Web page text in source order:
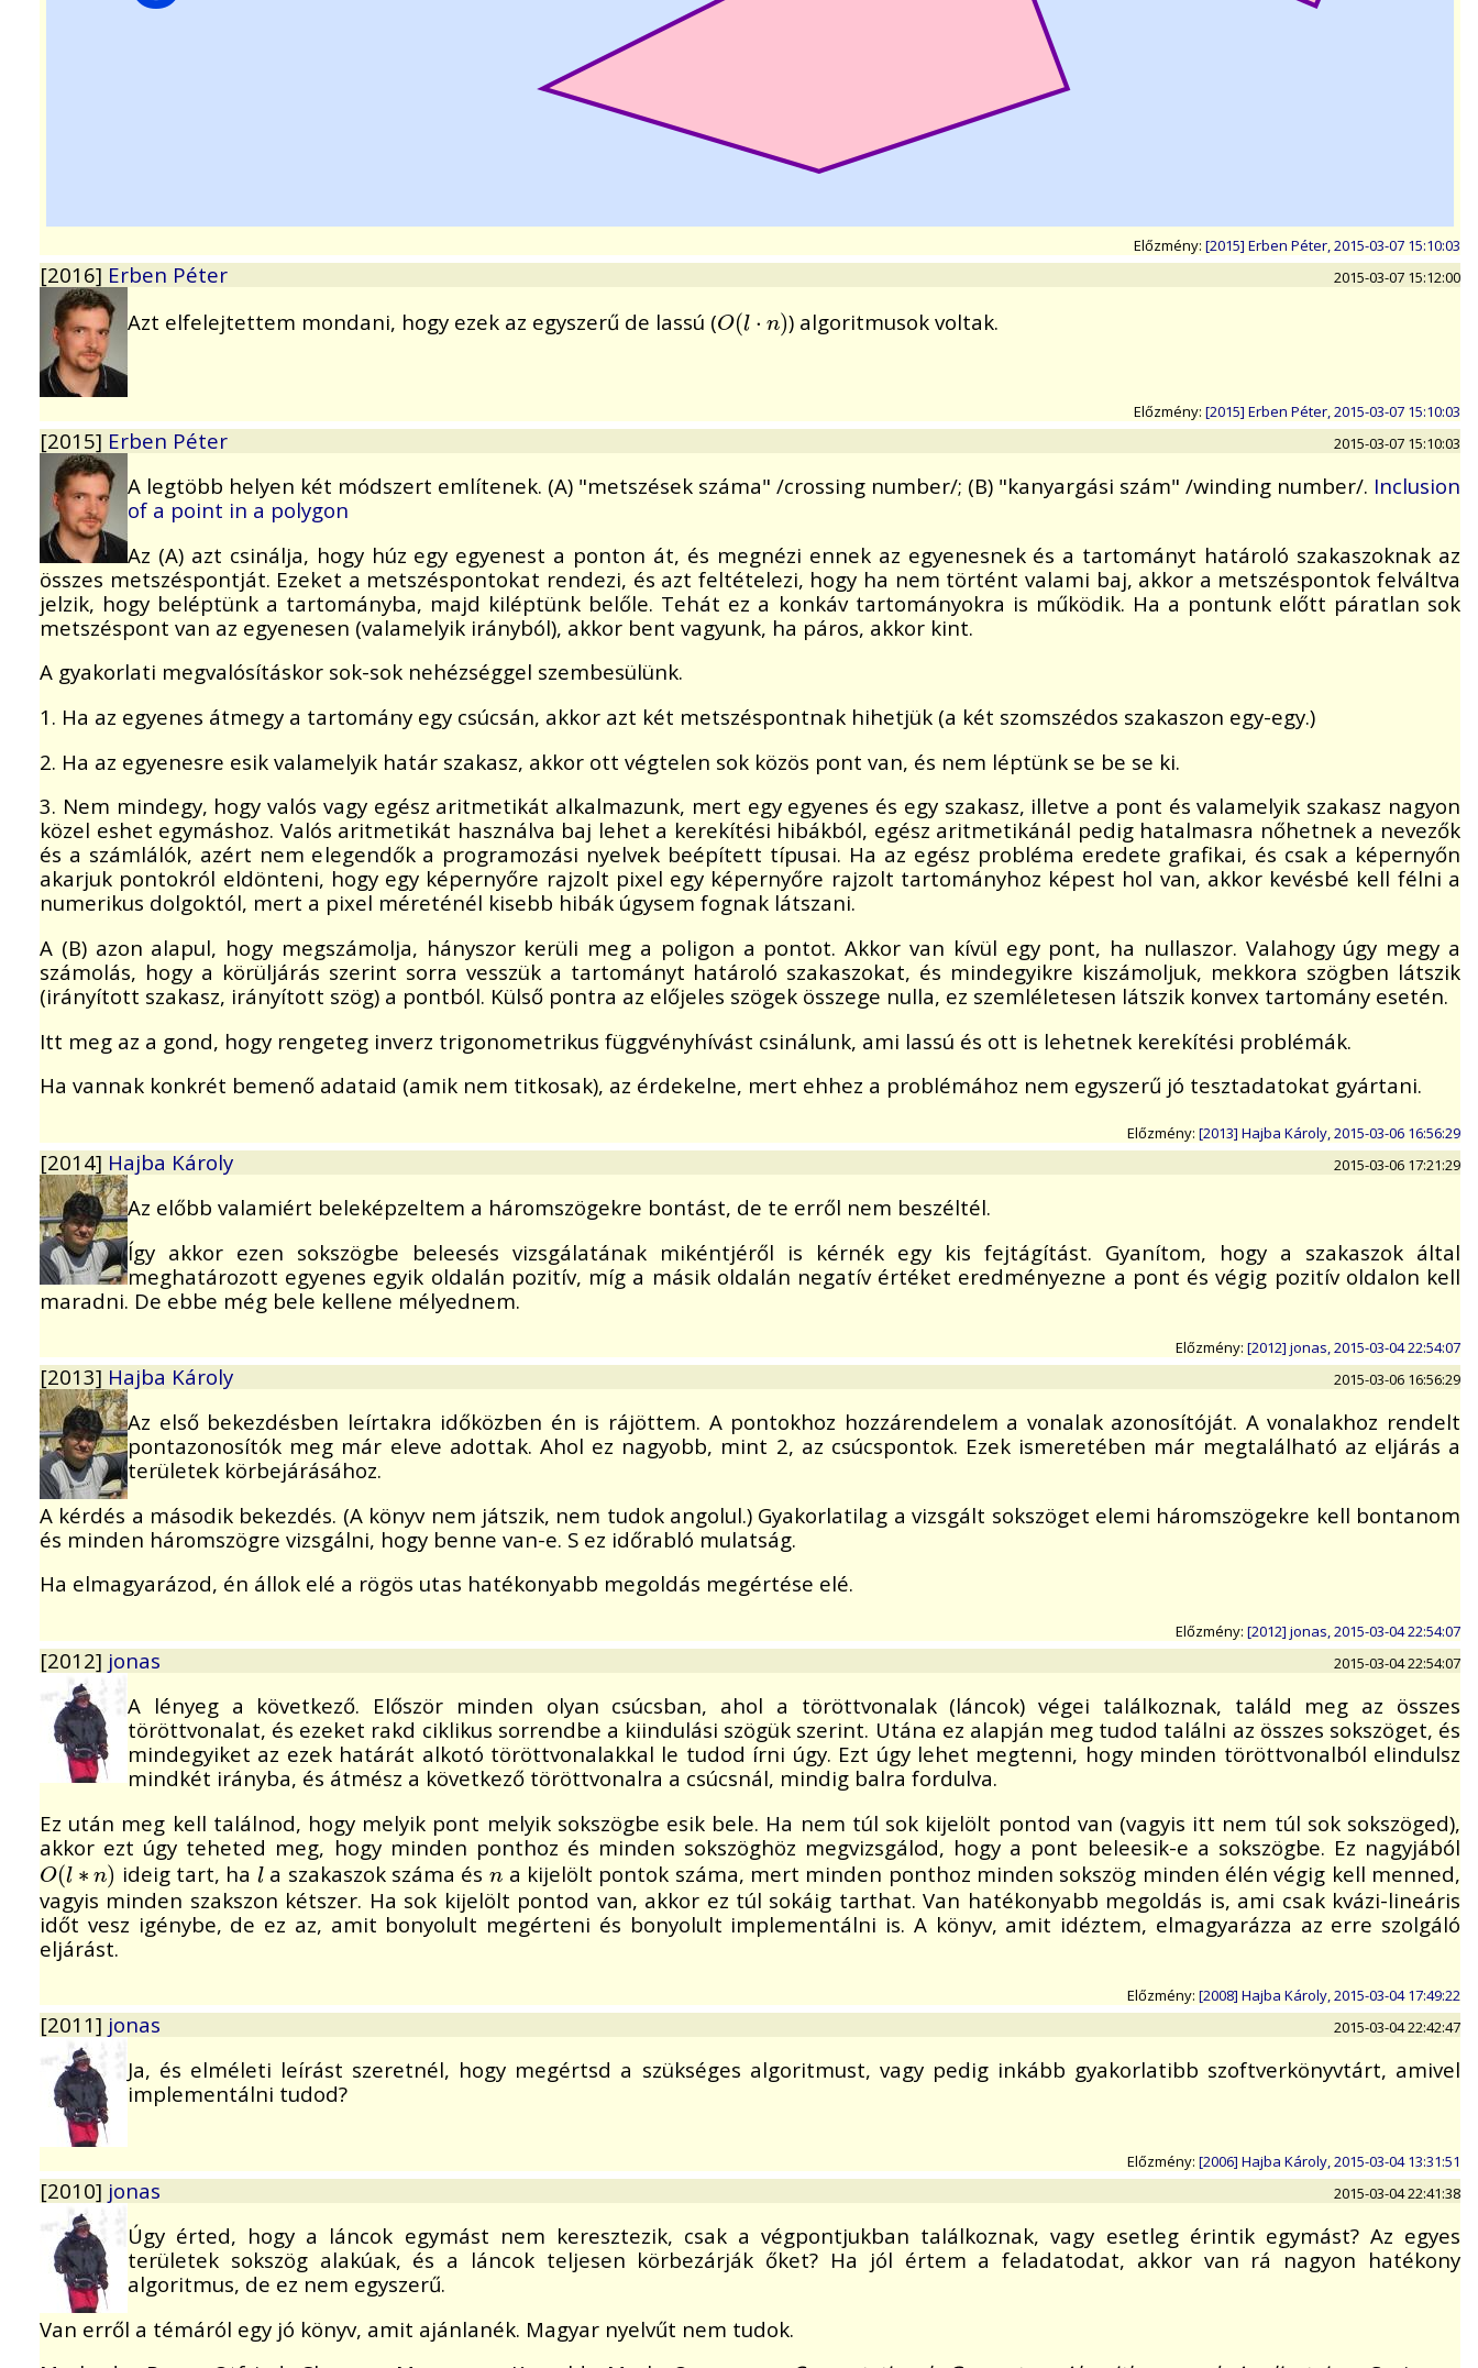
Előzmény: [2015] Erben Péter, 2015-03-07 15:10:03
[2016] Erben Péter 2015-03-07 15:12:00
Azt elfelejtettem mondani, hogy ezek az egyszerű de lassú (O(l ⋅ n)
O(l⋅ n ) ) algoritmusok voltak.
Előzmény: [2015] Erben Péter, 2015-03-07 15:10:03
[2015] Erben Péter 2015-03-07 15:10:03
A legtöbb helyen két módszert említenek. (A) "metszések száma" /crossing number/; (B) "kanyargási szám" /winding number/. Inclusion
of a point in a polygon
Az (A) azt csinálja, hogy húz egy egyenest a ponton át, és megnézi ennek az egyenesnek és a tartományt határoló szakaszoknak az
összes metszéspontját. Ezeket a metszéspontokat rendezi, és azt feltételezi, hogy ha nem történt valami baj, akkor a metszéspontok felváltva
jelzik, hogy beléptünk a tartományba, majd kiléptünk belőle. Tehát ez a konkáv tartományokra is működik. Ha a pontunk előtt páratlan sok
metszéspont van az egyenesen (valamelyik irányból), akkor bent vagyunk, ha páros, akkor kint.
A gyakorlati megvalósításkor sok-sok nehézséggel szembesülünk.
1. Ha az egyenes átmegy a tartomány egy csúcsán, akkor azt két metszéspontnak hihetjük (a két szomszédos szakaszon egy-egy.)
2. Ha az egyenesre esik valamelyik határ szakasz, akkor ott végtelen sok közös pont van, és nem léptünk se be se ki.
3. Nem mindegy, hogy valós vagy egész aritmetikát alkalmazunk, mert egy egyenes és egy szakasz, illetve a pont és valamelyik szakasz nagyon
közel eshet egymáshoz. Valós aritmetikát használva baj lehet a kerekítési hibákból, egész aritmetikánál pedig hatalmasra nőhetnek a nevezők
és a számlálók, azért nem elegendők a programozási nyelvek beépített típusai. Ha az egész probléma eredete grafikai, és csak a képernyőn
akarjuk pontokról eldönteni, hogy egy képernyőre rajzolt pixel egy képernyőre rajzolt tartományhoz képest hol van, akkor kevésbé kell félni a
numerikus dolgoktól, mert a pixel méreténél kisebb hibák úgysem fognak látszani.
A (B) azon alapul, hogy megszámolja, hányszor kerüli meg a poligon a pontot. Akkor van kívül egy pont, ha nullaszor. Valahogy úgy megy a
számolás, hogy a körüljárás szerint sorra vesszük a tartományt határoló szakaszokat, és mindegyikre kiszámoljuk, mekkora szögben látszik
(irányított szakasz, irányított szög) a pontból. Külső pontra az előjeles szögek összege nulla, ez szemléletesen látszik konvex tartomány esetén.
Itt meg az a gond, hogy rengeteg inverz trigonometrikus függvényhívást csinálunk, ami lassú és ott is lehetnek kerekítési problémák.
Ha vannak konkrét bemenő adataid (amik nem titkosak), az érdekelne, mert ehhez a problémához nem egyszerű jó tesztadatokat gyártani.
Előzmény: [2013] Hajba Károly, 2015-03-06 16:56:29
[2014] Hajba Károly 2015-03-06 17:21:29
Az előbb valamiért beleképzeltem a háromszögekre bontást, de te erről nem beszéltél.
Így akkor ezen sokszögbe beleesés vizsgálatának mikéntjéről is kérnék egy kis fejtágítást. Gyanítom, hogy a szakaszok által
meghatározott egyenes egyik oldalán pozitív, míg a másik oldalán negatív értéket eredményezne a pont és végig pozitív oldalon kell
maradni. De ebbe még bele kellene mélyednem.
Előzmény: [2012] jonas, 2015-03-04 22:54:07
[2013] Hajba Károly 2015-03-06 16:56:29
Az első bekezdésben leírtakra időközben én is rájöttem. A pontokhoz hozzárendelem a vonalak azonosítóját. A vonalakhoz rendelt
pontazonosítók meg már eleve adottak. Ahol ez nagyobb, mint 2, az csúcspontok. Ezek ismeretében már megtalálható az eljárás a
területek körbejárásához.
A kérdés a második bekezdés. (A könyv nem játszik, nem tudok angolul.) Gyakorlatilag a vizsgált sokszöget elemi háromszögekre kell bontanom
és minden háromszögre vizsgálni, hogy benne van-e. S ez időrabló mulatság.
Ha elmagyarázod, én állok elé a rögös utas hatékonyabb megoldás megértése elé.
Előzmény: [2012] jonas, 2015-03-04 22:54:07
[2012] jonas 2015-03-04 22:54:07
A lényeg a következő. Először minden olyan csúcsban, ahol a töröttvonalak (láncok) végei találkoznak, találd meg az összes
töröttvonalat, és ezeket rakd ciklikus sorrendbe a kiindulási szögük szerint. Utána ez alapján meg tudod találni az összes sokszöget, és
mindegyiket az ezek határát alkotó töröttvonalakkal le tudod írni úgy. Ezt úgy lehet megtenni, hogy minden töröttvonalból elindulsz
mindkét irányba, és átmész a következő töröttvonalra a csúcsnál, mindig balra fordulva.
Ez után meg kell találnod, hogy melyik pont melyik sokszögbe esik bele. Ha nem túl sok kijelölt pontod van (vagyis itt nem túl sok sokszöged),
akkor ezt úgy teheted meg, hogy minden ponthoz és minden sokszöghöz megvizsgálod, hogy a pont beleesik-e a sokszögbe. Ez nagyjából
O(l ∗ n)
O(l∗n) ideig tart, ha l
l a szakaszok száma és n
n a kijelölt pontok száma, mert minden ponthoz minden sokszög minden élén végig kell menned,
vagyis minden szakszon kétszer. Ha sok kijelölt pontod van, akkor ez túl sokáig tarthat. Van hatékonyabb megoldás is, ami csak kvázi-lineáris
időt vesz igénybe, de ez az, amit bonyolult megérteni és bonyolult implementálni is. A könyv, amit idéztem, elmagyarázza az erre szolgáló
eljárást.
Előzmény: [2008] Hajba Károly, 2015-03-04 17:49:22
[2011] jonas 2015-03-04 22:42:47
Ja, és elméleti leírást szeretnél, hogy megértsd a szükséges algoritmust, vagy pedig inkább gyakorlatibb szoftverkönyvtárt, amivel
implementálni tudod?
Előzmény: [2006] Hajba Károly, 2015-03-04 13:31:51
[2010] jonas 2015-03-04 22:41:38
Úgy érted, hogy a láncok egymást nem keresztezik, csak a végpontjukban találkoznak, vagy esetleg érintik egymást? Az egyes
területek sokszög alakúak, és a láncok teljesen körbezárják őket? Ha jól értem a feladatodat, akkor van rá nagyon hatékony
algoritmus, de ez nem egyszerű.
Van erről a témáról egy jó könyv, amit ajánlanék. Magyar nyelvűt nem tudok.